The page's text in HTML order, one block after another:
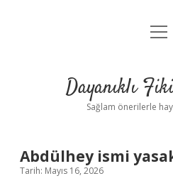
Yasal
Dayanıklı
Sağlam önerilerle
Abdülhey ismi
Tarih: Mayıs 16, 2026